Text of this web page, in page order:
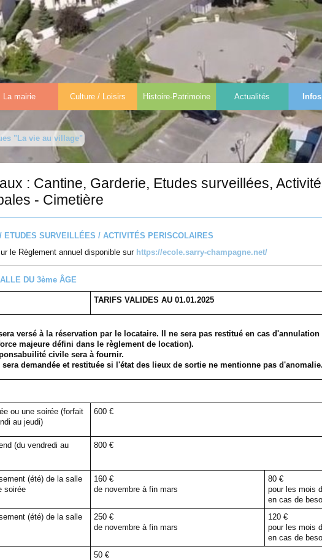
La mairie Culture / Loisirs Histoire-Patrimoine Actualités
"La vie au village"
: Cantine, Garderie, Etudes surveillées,
- Cimetière
ETUDES SURVEILLÉES / ACTIVITÉS PERISCOLAIRES
le Règlement annuel disponible sur https://ecole.sarry-champagne.net/
DU 3ème ÂGE
TARIFS VALIDES AU 01.01.2025
versé à la réservation par le locataire. Il ne sera pas restitué en cas
majeure défini dans le règlement de location).
civile sera à fournir.
sera demandée et restituée si l'état des lieux de sortie ne mentionne pas d'anomalie.
ou une soirée (forfait
au jeudi)
600 €
(du vendredi au
800 €
(été) de la salle
soirée
160 €
de novembre à fin mars
80 €
pour les mois
en cas de
(été) de la salle
250 €
de novembre à fin mars
120 €
pour les mois
en cas de
50 €